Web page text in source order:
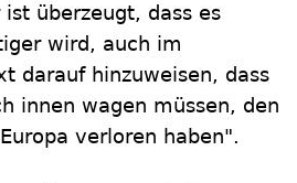
überzeugt, dass es
wird, auch im
darauf hinzuweisen, dass
innen wagen müssen, den
verloren haben".